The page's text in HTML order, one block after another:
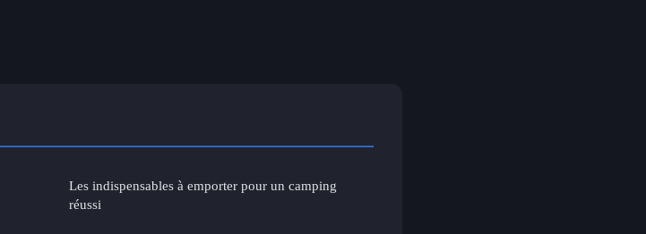
Les indispensables à emporter pour un camping
réussi